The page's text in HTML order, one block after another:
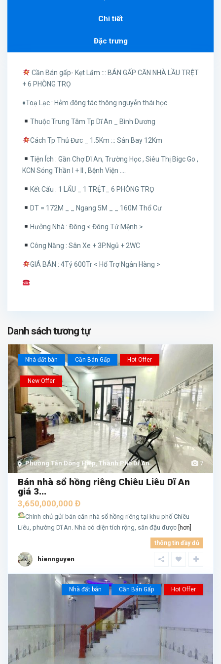
Chi tiết
Đặc trưng
Cần Bán gấp- Kẹt Lắm ::: BÁN GẤP CĂN NHÀ LẦU TRỆT
+ 6 PHÒNG TRỌ
♦️Toạ Lạc : Hẻm đông tác thông nguyễn thái học
Thuộc Trung Tâm Tp Dĩ An _ Bình Dương
Cách Tp Thủ Đưc _ 1.5Km ::: Sân Bay 12Km
Tiện Ích : Gần Chợ Dĩ An, Trường Học , Siêu Thị Bigc Go ,
KCN Sóng Thần I + II , Bệnh Viện ….
Kết Cấu : 1 LẨU _ 1 TRỆT_ 6 PHÒNG TRỌ
DT = 172M _ _ Ngang 5M _ _ 160M Thổ Cư
Hưởng Nhà : Đông < Đông Tứ Mệnh >
Công Năng : Sân Xe + 3P.Ngủ + 2WC
GIÁ BÁN : 4Tỷ 600Tr < Hổ Trợ Ngân Hàng >
Danh sách tương tự
7
Phường Tân Đông Hiệp,Thành Phố Dĩ An
Nhà đất bán Cần Bán Gấp Hot Offer
New Offer
Bán nhà sổ hồng riêng Chiêu Liêu Dĩ An
giá 3...
3,650,000,000 Đ
Chính chủ gửi bán căn nhà sổ hồng riêng tại khu phố Chiêu
Liêu, phường Dĩ An. Nhà có diện tích rộng, sân đậu được [hơn]
thông tin đầy đủ
hiennguyen
Nhà đất bán Cần Bán Gấp Hot Offer